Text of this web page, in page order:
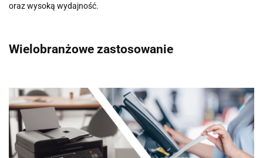
oraz wysoką wydajność.
Wielobranżowe zastosowanie